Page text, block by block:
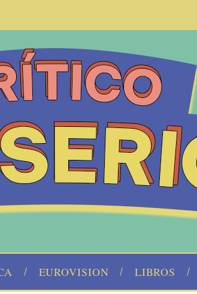
EUROVISION LIBROS